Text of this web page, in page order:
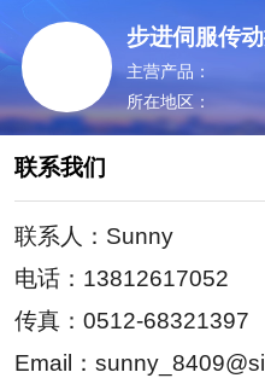
步进伺服传
主营产品：
所在地区：
联系我们
联系人： Sunny
电话： 13812617052
传真： 0512-68321397
Email：